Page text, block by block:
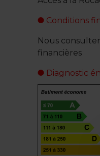
Conditions
Nous
financières
Diagnostic